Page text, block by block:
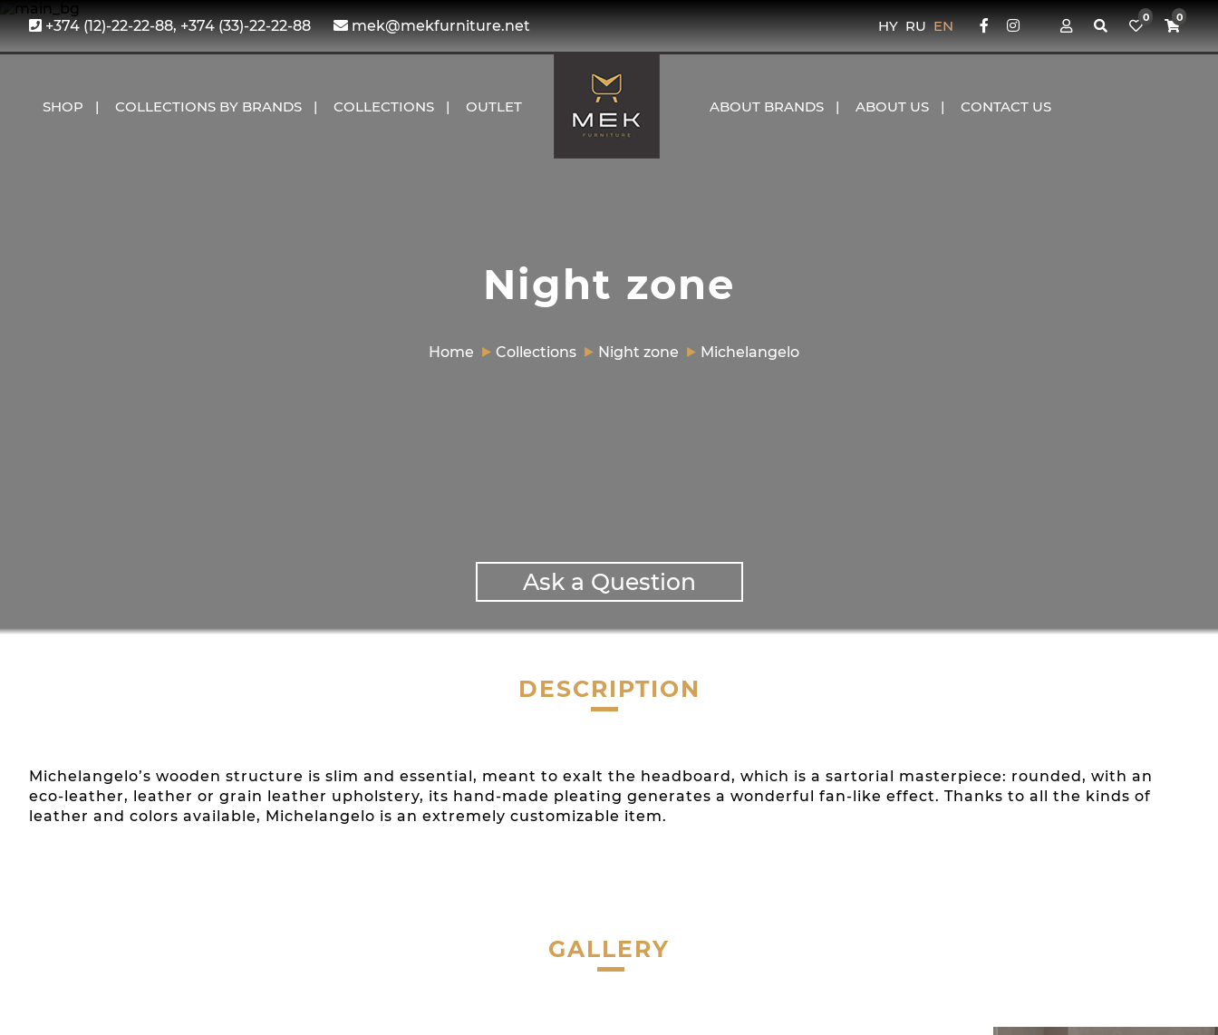
+374 (12)-22-22-88, +374 (33)-22-22-88 mek@mekfurniture.net HY RU EN 0 0
SHOP COLLECTIONS BY BRANDS COLLECTIONS OUTLET ABOUT BRANDS ABOUT US CONTACT US
Night zone
Home Collections Night zone Michelangelo
Ask a Question
DESCRIPTION
Michelangelo’s wooden structure is slim and essential, meant to exalt the headboard, which is a sartorial masterpiece: rounded, with an
eco-leather, leather or grain leather upholstery, its hand-made pleating generates a wonderful fan-like effect. Thanks to all the kinds of
leather and colors available, Michelangelo is an extremely customizable item.
GALLERY